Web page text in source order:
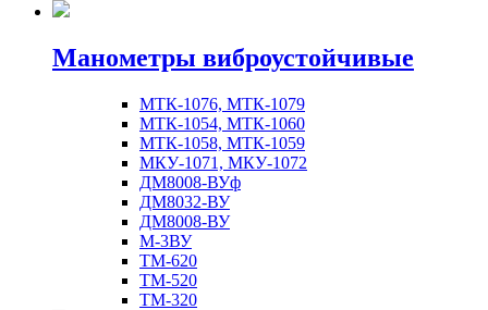
Манометры виброустойчивые
МТК-1076, МТК-1079
МТК-1054, МТК-1060
МТК-1058, МТК-1059
МКУ-1071, МКУ-1072
ДМ8008-ВУф
ДМ8032-ВУ
ДМ8008-ВУ
М-3ВУ
ТМ-620
ТМ-520
ТМ-320